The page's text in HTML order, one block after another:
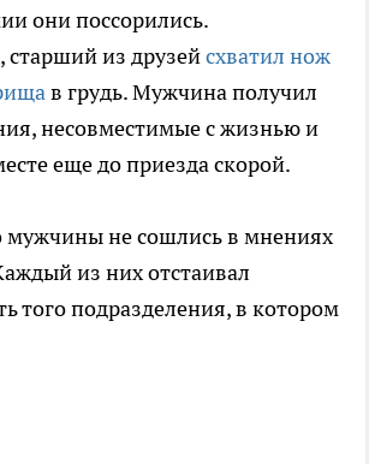
они поссорились.
старший из друзейсхватил нож
в грудь. Мужчина получил
несовместимые с жизнью и
еще до приезда скорой.
мужчины не сошлись в мнениях
из них отстаивал
того подразделения, в котором